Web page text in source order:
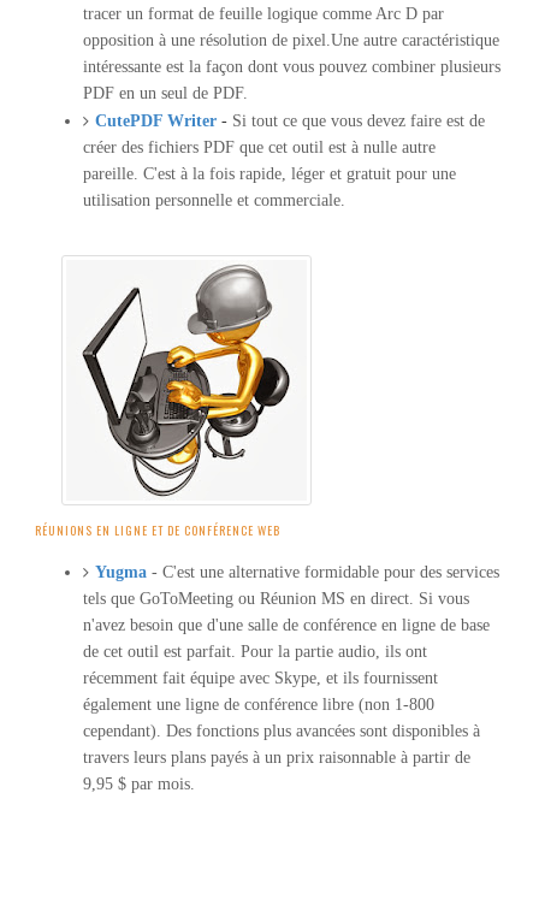
tracer un format de feuille logique comme Arc D par
opposition à une résolution de pixel.Une autre caractéristique
intéressante est la façon dont vous pouvez combiner plusieurs
PDF en un seul de PDF.
CutePDF Writer- Si tout ce que vous devez faire est de
créer des fichiers PDF que cet outil est à nulle autre
pareille. C'est à la fois rapide, léger et gratuit pour une
utilisation personnelle et commerciale.
RÉUNIONS EN LIGNE ET DE CONFÉRENCE WEB
Yugma - C'est une alternative formidable pour des services
tels que GoToMeeting ou Réunion MS en direct. Si vous
n'avez besoin que d'une salle de conférence en ligne de base
de cet outil est parfait. Pour la partie audio, ils ont
récemment fait équipe avec Skype, et ils fournissent
également une ligne de conférence libre (non 1-800
cependant). Des fonctions plus avancées sont disponibles à
travers leurs plans payés à un prix raisonnable à partir de
9,95 $ par mois.